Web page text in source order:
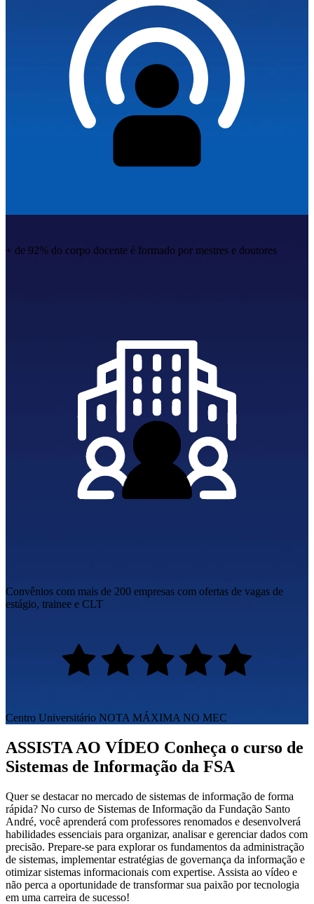
+ de 92% do corpo docente é formado por mestres e doutores
Convênios com mais de 200 empresas com ofertas de vagas de
estágio, trainee e CLT
Centro Universitário NOTA MÁXIMA NO MEC
ASSISTA AO VÍDEO Conheça o curso de
Sistemas de Informação da FSA
Quer se destacar no mercado de sistemas de informação de forma
rápida? No curso de Sistemas de Informação da Fundação Santo
André, você aprenderá com professores renomados e desenvolverá
habilidades essenciais para organizar, analisar e gerenciar dados com
precisão. Prepare-se para explorar os fundamentos da administração
de sistemas, implementar estratégias de governança da informação e
otimizar sistemas informacionais com expertise. Assista ao vídeo e
não perca a oportunidade de transformar sua paixão por tecnologia
em uma carreira de sucesso!